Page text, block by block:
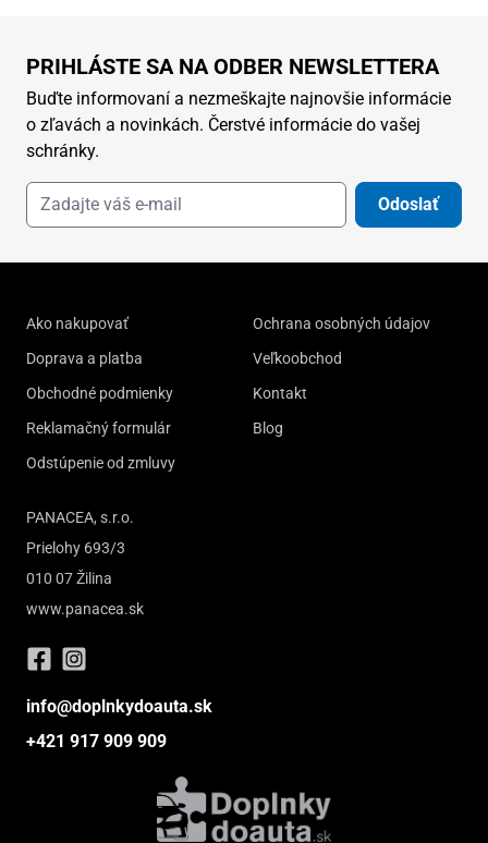
PRIHLÁSTE SA NA ODBER NEWSLETTERA
Buďte informovaní a nezmeškajte najnovšie informácie
o zľavách a novinkách. Čerstvé informácie do vašej
schránky.
Odoslať
Ako nakupovať
Doprava a platba
Obchodné podmienky
Reklamačný formulár
Odstúpenie od zmluvy
Ochrana osobných údajov
Veľkoobchod
Kontakt
Blog
PANACEA, s.r.o.
Prielohy 693/3
010 07 Žilina
www.panacea.sk
info@doplnkydoauta.sk
+421 917 909 909